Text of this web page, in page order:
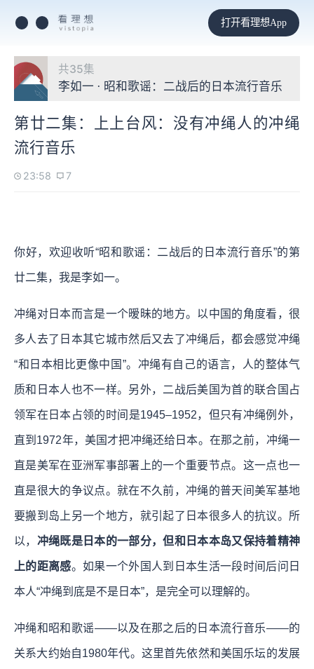
打开看理想App
共35集
李如一 · 昭和歌谣：二战后的日本流行音乐
第廿二集：上上台风：没有冲绳人的冲绳
流行音乐
23:58 7
你好，欢迎收听“昭和歌谣：二战后的日本流行音乐”的第
廿二集，我是李如一。
冲绳对日本而言是一个暧昧的地方。以中国的角度看，很
多人去了日本其它城市然后又去了冲绳后，都会感觉冲绳
“和日本相比更像中国”。冲绳有自己的语言，人的整体气
质和日本人也不一样。另外，二战后美国为首的联合国占
领军在日本占领的时间是1945–1952，但只有冲绳例外，
直到1972年，美国才把冲绳还给日本。在那之前，冲绳一
直是美军在亚洲军事部署上的一个重要节点。这一点也一
直是很大的争议点。就在不久前，冲绳的普天间美军基地
要搬到岛上另一个地方，就引起了日本很多人的抗议。所
以， 冲绳既是日本的一部分，但和日本本岛又保持着精神
上的距离感。如果一个外国人到日本生活一段时间后问日
本人“冲绳到底是不是日本”，是完全可以理解的。
冲绳和昭和歌谣——以及在那之后的日本流行音乐——的
关系大约始自1980年代。这里首先依然和美国乐坛的发展